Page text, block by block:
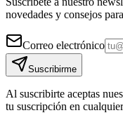
novedades y consejos
Correo electrónico
Suscribirme
Al suscribirte aceptas
tu suscripción en